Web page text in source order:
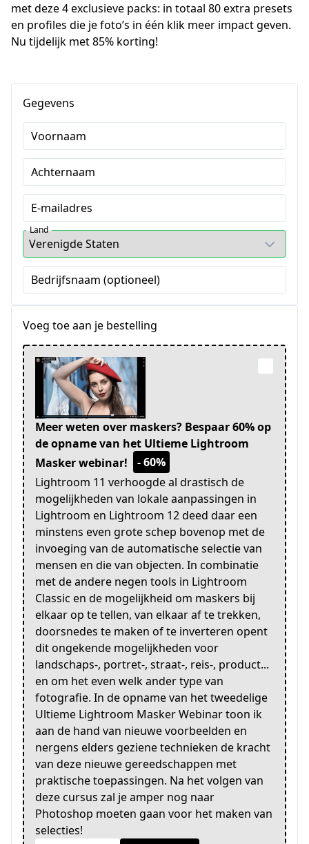
met deze 4 exclusieve packs: in totaal 80 extra presets
en profiles die je foto’s in één klik meer impact geven.
Nu tijdelijk met 85% korting!
Gegevens
Voornaam
Achternaam
E-mailadres
Land
Bedrijfsnaam (optioneel)
Voeg toe aan je bestelling
Meer weten over maskers? Bespaar 60% op
de opname van het Ultieme Lightroom
Masker webinar!
- 60%
Lightroom 11 verhoogde al drastisch de
mogelijkheden van lokale aanpassingen in
Lightroom en Lightroom 12 deed daar een
minstens even grote schep bovenop met de
invoeging van de automatische selectie van
mensen en die van objecten. In combinatie
met de andere negen tools in Lightroom
Classic en de mogelijkheid om maskers bij
elkaar op te tellen, van elkaar af te trekken,
doorsnedes te maken of te inverteren opent
dit ongekende mogelijkheden voor
landschaps-, portret-, straat-, reis-, product...
en om het even welk ander type van
fotografie. In de opname van het tweedelige
Ultieme Lightroom Masker Webinar toon ik
aan de hand van nieuwe voorbeelden en
nergens elders geziene technieken de kracht
van deze nieuwe gereedschappen met
praktische toepassingen. Na het volgen van
deze cursus zal je amper nog naar
Photoshop moeten gaan voor het maken van
selecties!